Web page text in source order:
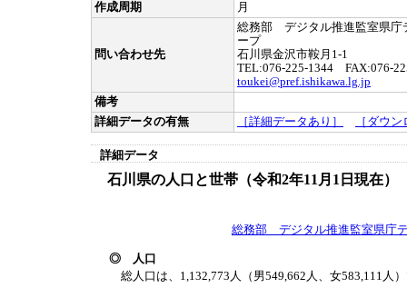
作成周期
月
問い合わせ先
総務部 デジタル推進監室県庁
ープ
石川県金沢市鞍月1-1
TEL:076-225-1344 FAX:076-
toukei@pref.ishikawa.lg.jp
備考
詳細データの有無
［詳細データあり］ ［ダウ
詳細データ
石川県の人口と世帯（令和2年11月1日現在
総務部 デジタル推進監室県庁
◎ 人口
総人口は、1,132,773人（男549,662人、女583,111人